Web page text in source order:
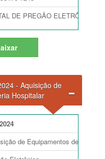
DE PREGÃO ELETRÔNICO
- Aquisição de
Hospitalar
de Equipamentos de